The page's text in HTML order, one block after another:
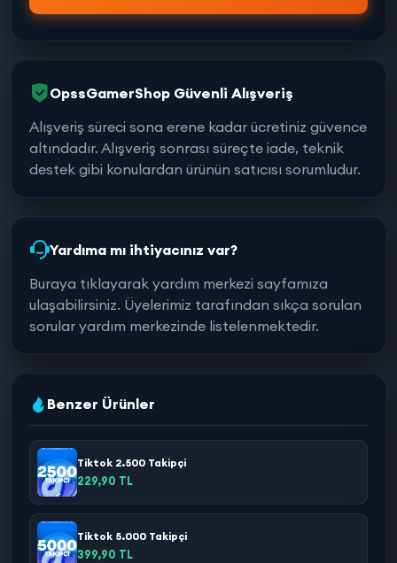
OpssGamerShop Güvenli Alışveriş
Alışveriş süreci sona erene kadar ücretiniz güvence
altındadır. Alışveriş sonrası süreçte iade, teknik
destek gibi konulardan ürünün satıcısı sorumludur.
Yardıma mı ihtiyacınız var?
Buraya tıklayarak yardım merkezi sayfamıza
ulaşabilirsiniz. Üyelerimiz tarafından sıkça sorulan
sorular yardım merkezinde listelenmektedir.
Benzer Ürünler
Tiktok 2.500 Takipçi
229,90 TL
Tiktok 5.000 Takipçi
399,90 TL